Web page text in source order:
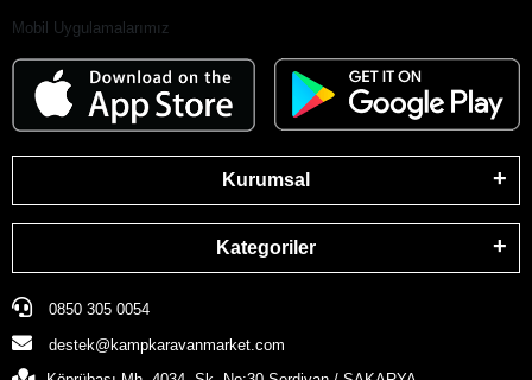
Mobil Uygulamalarımız
Kurumsal
Kategoriler
0850 305 0054
destek@kampkaravanmarket.com